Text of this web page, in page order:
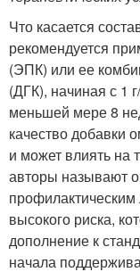
Что касается
рекомендуется
(ЭПК) или ее
(ДГК), начиная с 1
меньшей мере 8
качество добавки
и может влиять на
авторы называют
высокого риска,
дополнение к
начала